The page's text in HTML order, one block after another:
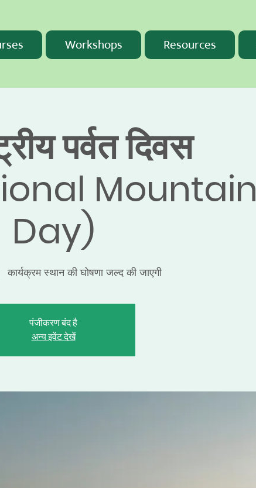
Workshops Resources
पर्वत दिवस
Mountain
Day)
कार्यक्रम स्थान की घोषणा जल्द की जाएगी
पंजीकरण बंद है
अन्य इवेंट देखें